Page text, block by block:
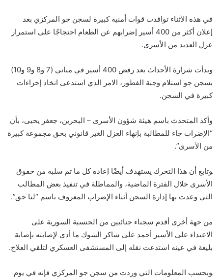
في هذه الأثناء توافدت قوات أمنية كبيرة لسجن جو المركزي بعد
إعلان أكثر من 400 أسير إضرابهم عن الطعام احتجاجًا على استمرار
عزل العديد من الأسرى.
وبدأت شرارة الأحداث بعد رفض 400 أسير في مباني (7 و8 و9 و10)
بسجن جو استلام وجبة الفطور، الامر الذي استدعى اتخاذ إجراءات
كبيرة في السجن.‍
وأكد المتحدث باسم هيئة شؤون الأسرى – البحرين، جعفر يحيى، بأن
“الإضراب جاء للمطالبة بإنهاء العزل الغير قانوني بحق مجموعة كبيرة
من الأسرى”.‍
‍وتابع أن هذا التحرك يستهدف أيضًا إعادة كل ما تم سلبه من حقوق
الأسرى خلال الفترة الماضية، والمماطلة في تنفيذ بعض المطالب
التي وعدت بها إدارة السجن أثناء الإضراب المعروف باسم “لنا حق”.
من جهة أخرى أقدم سجناء جنائيين من الجنسية السورية على
الاعتداء على الأسير أحمد على شاكر الشوك ما أدى لإصابته بإصابة
بليغة في عينه استدعت نقله إلى المستشفى العسكري لتلقي العلاج.
‍وبحسب المعلومات التي وردت من سجن جو المركزي فإنه في يوم